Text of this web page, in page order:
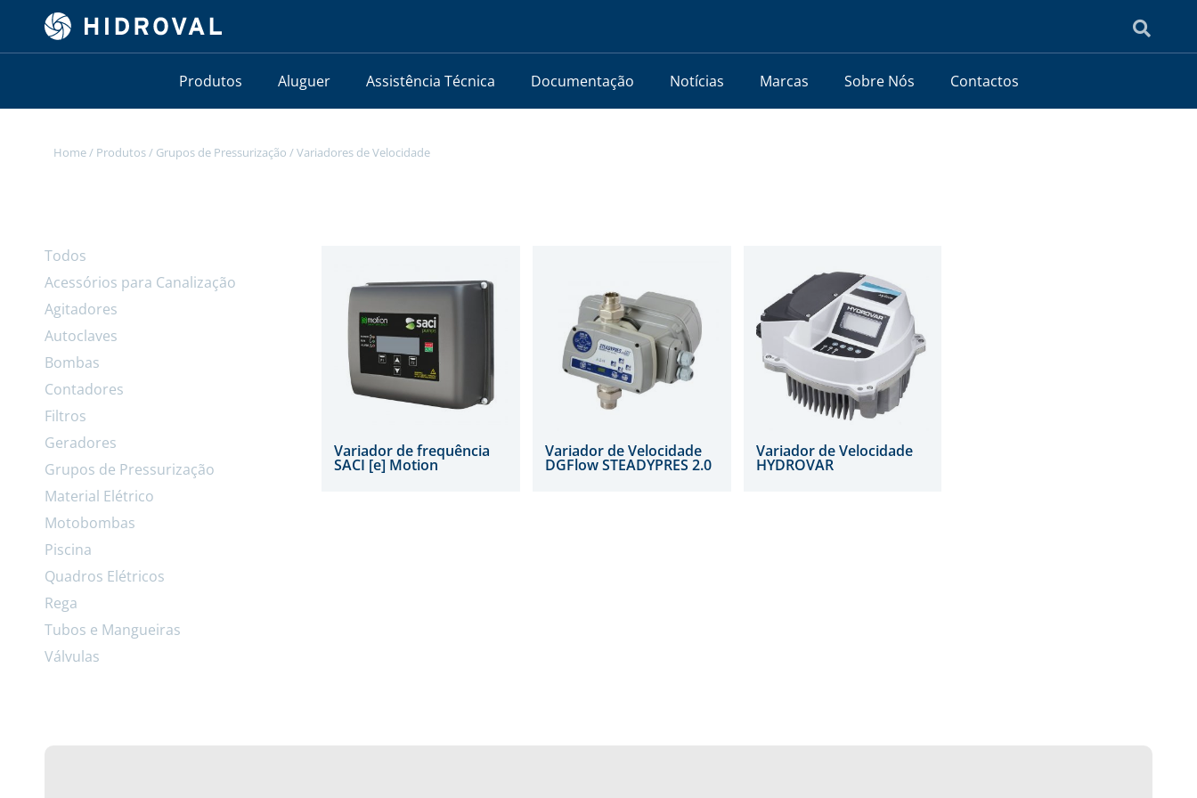
Produtos Aluguer Assistência Técnica Documentação Notícias Marcas Sobre Nós Contactos
Home / Produtos / Grupos de Pressurização /Variadores de Velocidade
Todos
Acessórios para Canalização
Agitadores
Autoclaves
Bombas
Contadores
Filtros
Geradores
Grupos de Pressurização
Material Elétrico
Motobombas
Piscina
Quadros Elétricos
Rega
Tubos e Mangueiras
Válvulas
Variador de frequência
SACI [e] Motion
Variador de Velocidade
DGFlow STEADYPRES 2.0
Variador de Velocidade
HYDROVAR